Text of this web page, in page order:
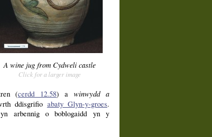
A wine jug from Cydweli castle
Click for a larger image
(cerdd 12.58) awinwydd a
ddisgrifio abaty Glyn-y-groes.
arbennig o boblogaidd yn y